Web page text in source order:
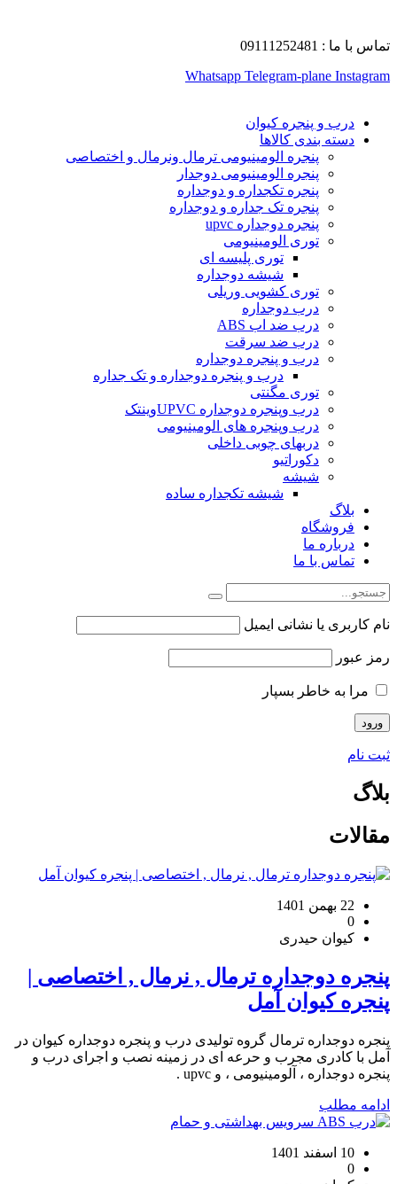
تماس با ما : 09111252481
Whatsapp Telegram-plane Instagram
درب و پنجره کیوان
دسته بندی کالاها
پنجره الومینیومی ترمال ونرمال و اختصاصی
پنجره الومینیومی دوجدار
پنجره تکجداره و دوجداره
پنجره تک جداره و دوجداره
پنجره دوجداره upvc
توری الومینیومی
توری پلیسه ای
شیشه دوجداره
توری کشویی وریلی
درب دوجداره
درب ضد اب ABS
درب ضد سرقت
درب و پنجره دوجداره
درب و پنجره دوجداره و تک جداره
توری مگنتی
درب وپنجره دوجداره UPVCوینتک
درب وپنجره های الومینیومی
دربهای چوبی داخلی
دکوراتیو
شیشه
شیشه تکجداره ساده
بلاگ
فروشگاه
درباره ما
تماس با ما
نام کاربری یا نشانی ایمیل
رمز عبور
مرا به خاطر بسپار
ثبت نام
بلاگ
مقالات
22 بهمن 1401
0
کیوان حیدری
پنجره دوجداره ترمال , نرمال , اختصاصی |
پنجره کیوان آمل
پنجره دوجداره ترمال گروه تولیدی درب و پنجره دوجداره کیوان در
آمل با کادری مجرب و حرعه ای در زمینه نصب و اجرای درب و
پنجره دوجداره ، آلومینیومی ، و upvc .
ادامه مطلب
10 اسفند 1401
0